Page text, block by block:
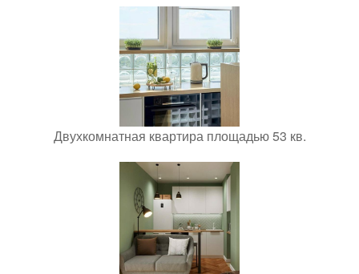
Двухкомнатная квартира площадью 53 кв.